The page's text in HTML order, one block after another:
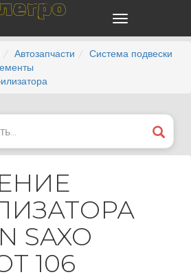
Автозапчасти
Система подвески
SAXO
106